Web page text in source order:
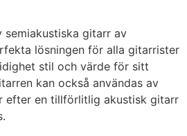
semiakustiska gitarr av
lösningen för alla gitarrister
stil och värde för sitt
kan också användas av
efter en tillförlitlig akustisk gitarr